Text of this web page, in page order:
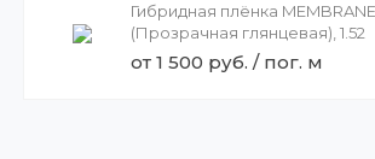
Гибридная плёнка
(Прозрачная глянцевая), 1.52
от 1 500 руб. / пог. м